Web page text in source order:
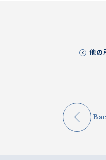
他の